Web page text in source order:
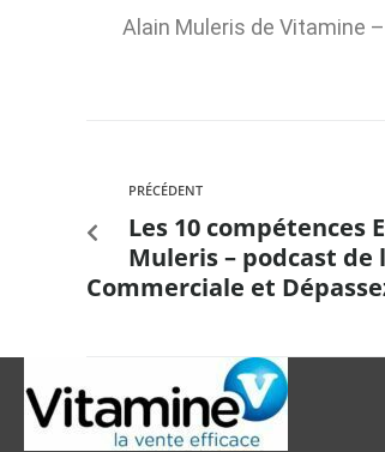
Alain Muleris de Vitamine
PRÉCÉDENT
Les 10 compétences
Muleris – podcast de
Commerciale et